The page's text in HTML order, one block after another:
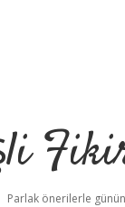
Parlak önerilerle